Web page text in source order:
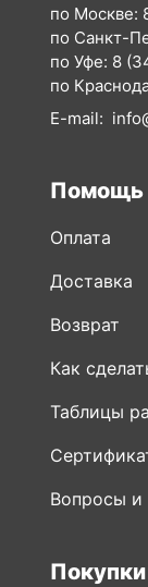
по Москве:
по Санкт-
по Уфе: 8
по
E-mail:
Помощь
Оплата
Доставка
Возврат
Как
Таблицы
Вопросы и
Покупки